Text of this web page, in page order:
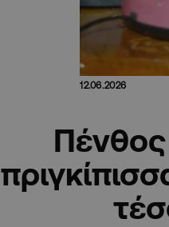
12.06.2026